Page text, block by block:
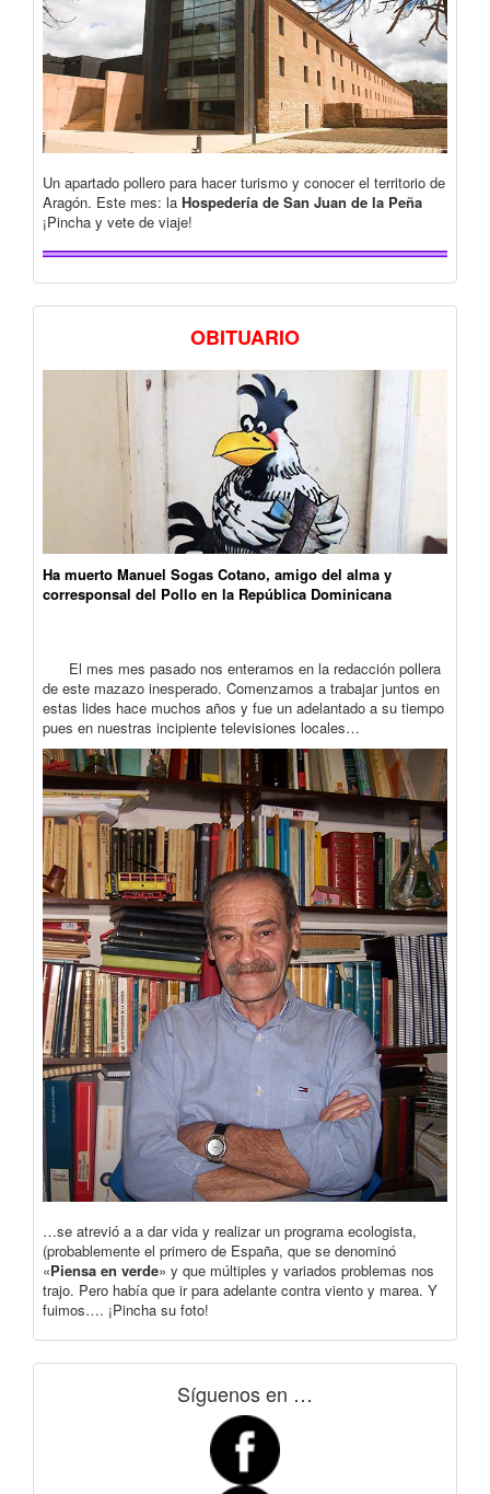
Un apartado pollero para hacer turismo y conocer el territorio de
Aragón. Este mes: la Hospedería de San Juan de la Peña
¡Pincha y vete de viaje!
OBITUARIO
Ha muerto Manuel Sogas Cotano, amigo del alma y
corresponsal del Pollo en la República Dominicana
El mes mes pasado nos enteramos en la redacción pollera
de este mazazo inesperado. Comenzamos a trabajar juntos en
estas lides hace muchos años y fue un adelantado a su tiempo
pues en nuestras incipiente televisiones locales…
…se atrevió a a dar vida y realizar un programa ecologista,
(probablemente el primero de España, que se denominó
«Piensa en verde» y que múltiples y variados problemas nos
trajo. Pero había que ir para adelante contra viento y marea. Y
fuimos…. ¡Pincha su foto!
Síguenos en …